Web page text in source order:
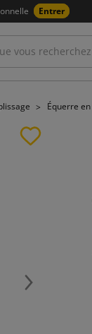
Entrer
Équerre
Suivant